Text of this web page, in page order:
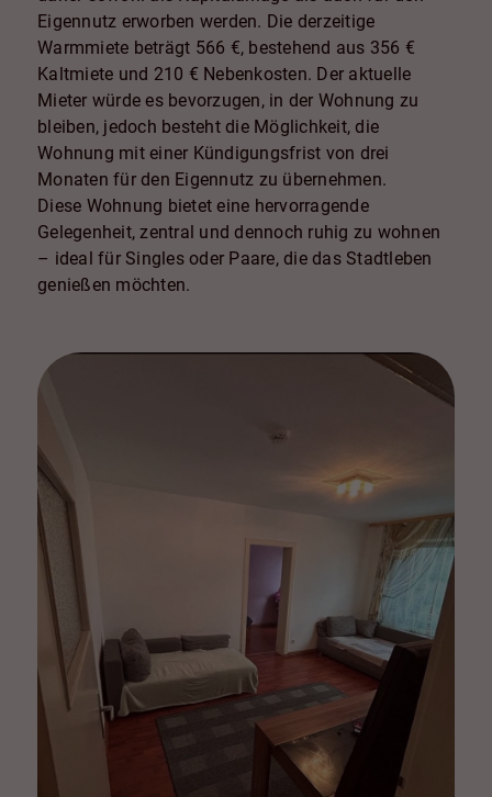
Eigennutz erworben werden. Die derzeitige
Warmmiete beträgt 566 €, bestehend aus 356 €
Kaltmiete und 210 € Nebenkosten. Der aktuelle
Mieter würde es bevorzugen, in der Wohnung zu
bleiben, jedoch besteht die Möglichkeit, die
Wohnung mit einer Kündigungsfrist von drei
Monaten für den Eigennutz zu übernehmen.
Diese Wohnung bietet eine hervorragende
Gelegenheit, zentral und dennoch ruhig zu wohnen
– ideal für Singles oder Paare, die das Stadtleben
genießen möchten.